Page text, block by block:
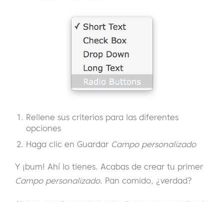
Rellene sus criterios para las diferentes
opciones
Haga clic en Guardar Campo personalizado
Y ¡bum! Ahí lo tienes. Acabas de crear tu primer
Campo personalizado. Pan comido, ¿verdad?